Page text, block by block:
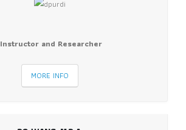
Instructor and Researcher
MORE INFO